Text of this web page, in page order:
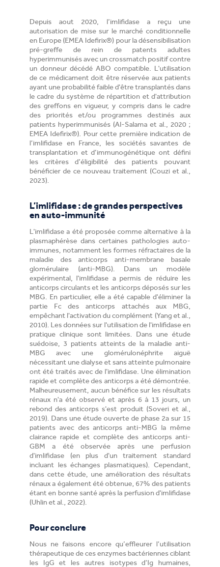
Depuis aout 2020, l’imlifidase a reçu une
autorisation de mise sur le marché conditionnelle
en Europe (EMEA Idefirix®) pour la désensibilisation
pré-greffe de rein de patents adultes
hyperimmunisés avec un crossmatch positif contre
un donneur décédé ABO compatible. L'utilisation
de ce médicament doit être réservée aux patients
ayant une probabilité faible d'être transplantés dans
le cadre du système de répartition et d'attribution
des greffons en vigueur, y compris dans le cadre
des priorités et/ou programmes destinés aux
patients hyperimmunisés (Al-Salama et al., 2020 ;
EMEA Idefirix®). Pour cette première indication de
l’imlifidase en France, les sociétés savantes de
transplantation et d’immunogénétique ont défini
les critères d’éligibilité des patients pouvant
bénéficier de ce nouveau traitement (Couzi et al.,
2023).
L’imlifidase : de grandes perspectives
en auto-immunité
L'imlifidase a été proposée comme alternative à la
plasmaphérèse dans certaines pathologies auto-
immunes, notamment les formes réfractaires de la
maladie des anticorps anti-membrane basale
glomérulaire (anti-MBG). Dans un modèle
expérimental, l'imlifidase a permis de réduire les
anticorps circulants et les anticorps déposés sur les
MBG. En particulier, elle a été capable d'éliminer la
partie Fc des anticorps attachés aux MBG,
empêchant l'activation du complément (Yang et al.,
2010). Les données sur l'utilisation de l'imlifidase en
pratique clinique sont limitées. Dans une étude
suédoise, 3 patients atteints de la maladie anti-
MBG avec une glomérulonéphrite aiguë
nécessitant une dialyse et sans atteinte pulmonaire
ont été traités avec de l'imlifidase. Une élimination
rapide et complète des anticorps a été démontrée.
Malheureusement, aucun bénéfice sur les résultats
rénaux n'a été observé et après 6 à 13 jours, un
rebond des anticorps s'est produit (Soveri et al.,
2019). Dans une étude ouverte de phase 2a sur 15
patients avec des anticorps anti-MBG la même
clairance rapide et complète des anticorps anti-
GBM a été observée après une perfusion
d'imlifidase (en plus d'un traitement standard
incluant les échanges plasmatiques). Cependant,
dans cette étude, une amélioration des résultats
rénaux a également été obtenue, 67% des patients
étant en bonne santé après la perfusion d'imlifidase
(Uhlin et al., 2022).
Pour conclure
Nous ne faisons encore qu’effleurer l’utilisation
thérapeutique de ces enzymes bactériennes ciblant
les IgG et les autres isotypes d’Ig humaines,